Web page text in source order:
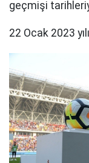
geçmişi
22 Ocak 2023